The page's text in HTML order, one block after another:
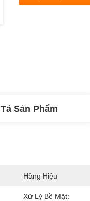
Sản Phẩm
Hàng Hiệu
Xử Lý Bề Mặt: